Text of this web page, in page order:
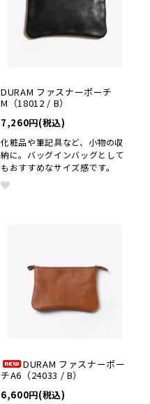
DURAM ファスナーポーチ
M（18012 / B）
7,260円(税込)
化粧品や筆記具など、小物の収
納に。バッグインバッグとして
もおすすめなサイズ感です。
DURAM ファスナーポー
チA6（24033 / B）
6,600円(税込)